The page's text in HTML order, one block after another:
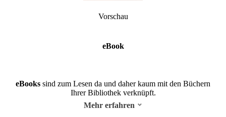
Vorschau
eBook
eBooks sind zum Lesen da und daher kaum mit den Büchern
Ihrer Bibliothek verknüpft.
Mehr erfahren